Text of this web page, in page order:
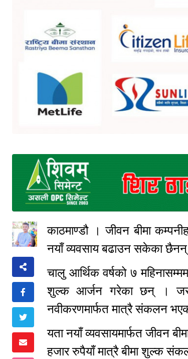
काठमाण्डौ । जीवन बीमा
नयाँ व्यवसाय बढाउन सकेका
चालु आर्थिक वर्षको ७
शुल्क आर्जन गरेका छन् ।
नवीकरणमार्फत मात्रै संकलन
यता नयाँ व्यवसायमार्फत जीवन
हजार रुपैयाँ मात्रै बीमा शुल्क